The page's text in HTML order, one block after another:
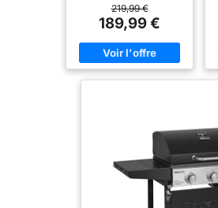
219,99 €
189,99 €